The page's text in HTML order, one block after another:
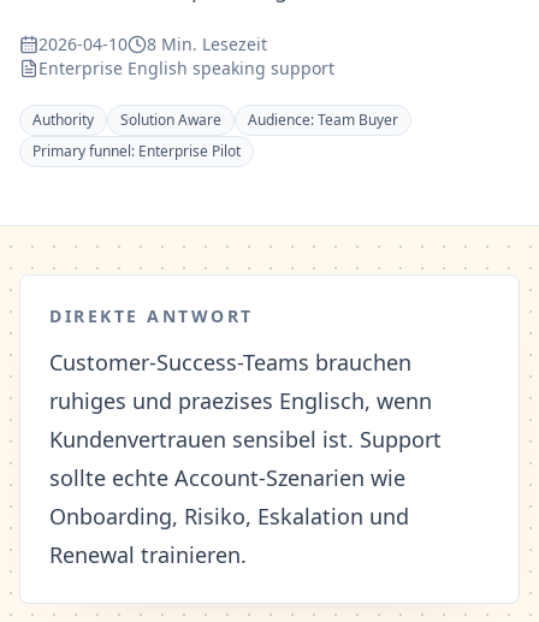
2026-04-10
8 Min. Lesezeit
Enterprise English speaking support
Authority Solution Aware Audience:Team Buyer
Primary funnel: Enterprise Pilot
DIREKTE ANTWORT
Customer-Success-Teams brauchen
ruhiges und praezises Englisch, wenn
Kundenvertrauen sensibel ist. Support
sollte echte Account-Szenarien wie
Onboarding, Risiko, Eskalation und
Renewal trainieren.